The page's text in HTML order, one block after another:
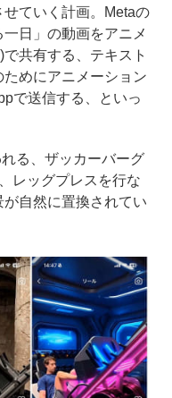
ていく計画。Metaの
日」の動画をアニメ
共有する、テキスト
めにアニメーション
で送信する、といっ
る、ザッカーバーグ
レッグプレスを行な
自然に置換されてい